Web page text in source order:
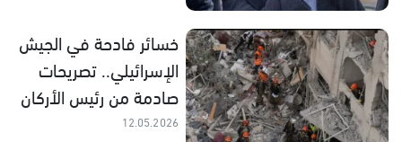
خسائر فادحة في الجيش
الإسرائيلي.. تصريحات
صادمة من رئيس الأركان
12.05.2026